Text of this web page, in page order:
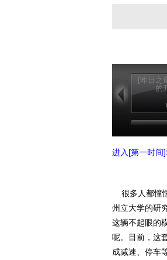
[昨日之
的
进入[第一时间
很多人都憧
州立大学的研
这辆不起眼的
呢。目前，这
成减速、停车